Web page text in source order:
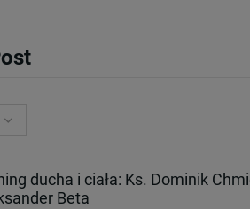
ducha i ciała: Ks. Dominik
Beta